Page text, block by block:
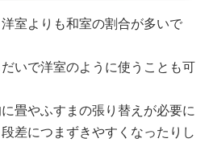
室よりも和室の割合が多いで
いで洋室のように使うことも可
畳やふすまの張り替えが必要に
差につまずきやすくなったりし